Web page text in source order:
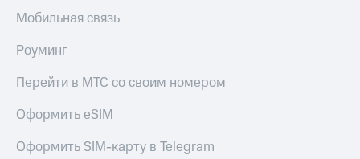
Контакты
этика
Мобильная связь
Роуминг
Перейти в МТС со своим номером
Оформить eSIM
Оформить SIM-карту в Telegram